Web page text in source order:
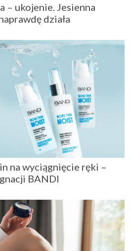
– ukojenie. Jesienna
działa
na wyciągnięcie ręki –
BANDI